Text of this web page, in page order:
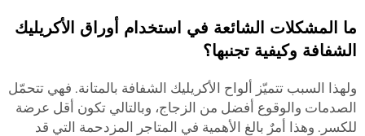
ما المشكلات الشائعة في استخدام أوراق الأكريليك
الشفافة وكيفية تجنبها؟
ولهذا السبب تتميّز ألواح الأكريليك الشفافة بالمتانة. فهي تتحمّل
الصدمات والوقوع أفضل من الزجاج، وبالتالي تكون أقل عرضة
للكسر. وهذا أمرٌ بالغ الأهمية في المتاجر المزدحمة التي قد